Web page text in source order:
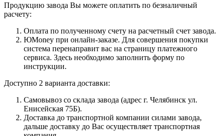
Продукцию завода Вы можете оплатить по безналичный
расчету:
Оплата по полученному счету на расчетный счет завода.
ЮMoney при онлайн-заказе. Для совершения покупки
система перенаправит вас на страницу платежного
сервиса. Здесь необходимо заполнить форму по
инструкции.
Доступно 2 варианта доставки:
Самовывоз со склада завода (адрес г. Челябинск ул.
Енисейская 75Б).
Доставка до транспортной компании силами завода,
дальше доставку до Вас осуществляет транспортная